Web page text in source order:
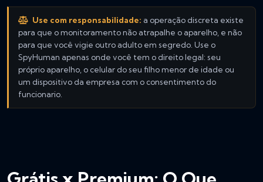
Use com responsabilidade: a operação discreta existe
para que o monitoramento não atrapalhe o aparelho, e não
para que você vigie outro adulto em segredo. Use o
SpyHuman apenas onde você tem o direito legal: seu
próprio aparelho, o celular do seu filho menor de idade ou
um dispositivo da empresa com o consentimento do
funcionario.